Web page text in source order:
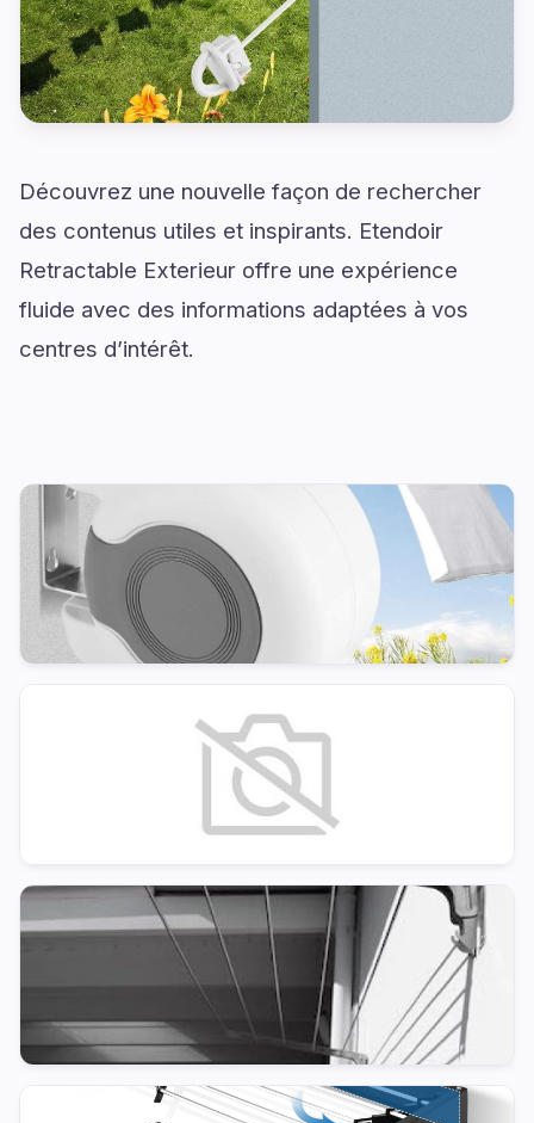
Découvrez une nouvelle façon de rechercher
des contenus utiles et inspirants. Etendoir
Retractable Exterieur offre une expérience
fluide avec des informations adaptées à vos
centres d’intérêt.